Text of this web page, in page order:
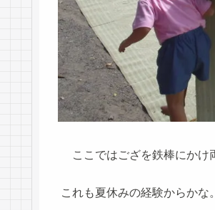
ここではござを鉄棒にかけ
これも夏休みの経験からかな。